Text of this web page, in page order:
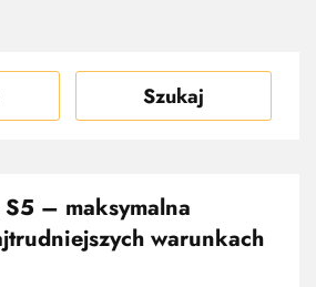
Szukaj
– maksymalna
warunkach